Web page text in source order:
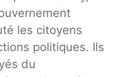
les citoyens
politiques. Ils
du